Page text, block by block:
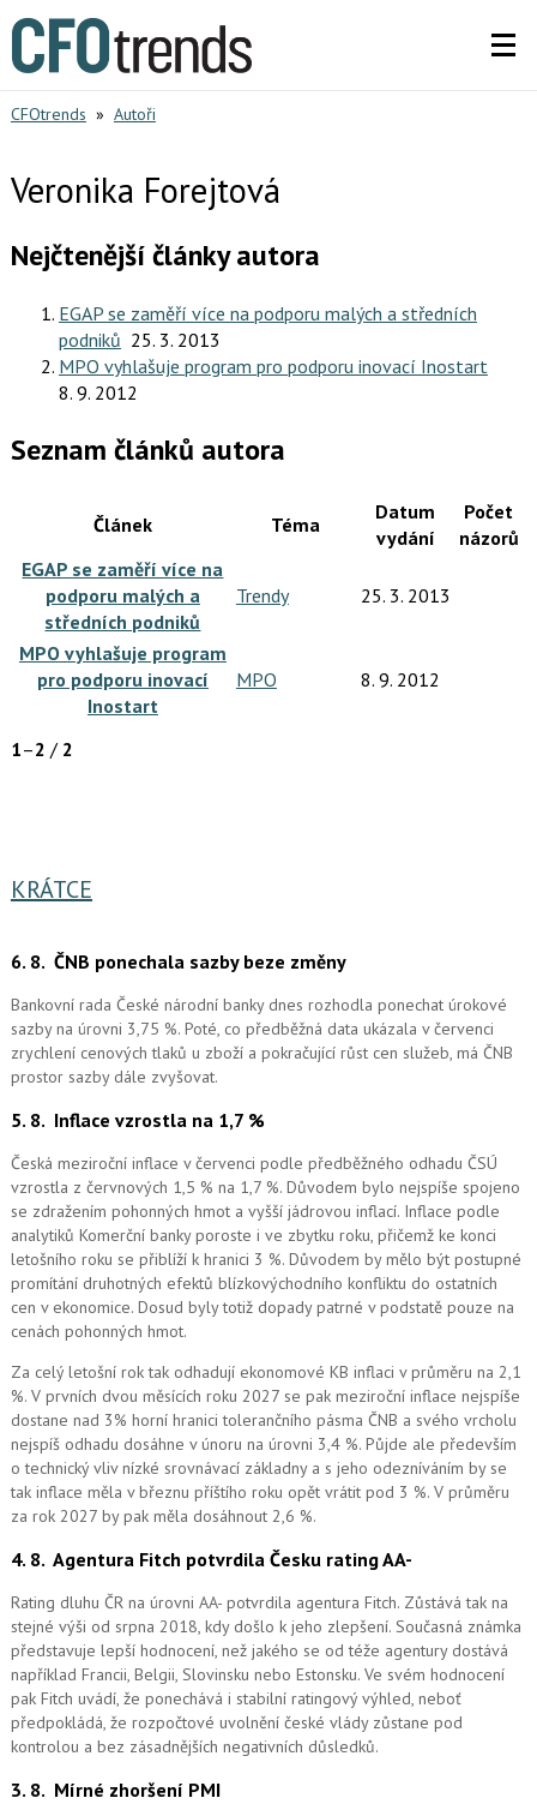
CFOtrends » Autoři
Veronika Forejtová
Nejčtenější články autora
EGAP se zaměří více na podporu malých a středních
podniků 25. 3. 2013
MPO vyhlašuje program pro podporu inovací Inostart
8. 9. 2012
Seznam článků autora
Článek Téma
Datum
vydání
Počet
názorů
EGAP se zaměří více na
podporu malých a
středních podniků
Trendy 25. 3. 2013
MPO vyhlašuje program
pro podporu inovací
Inostart
MPO 8. 9. 2012
1–2 / 2
KRÁTCE
6. 8. ČNB ponechala sazby beze změny
Bankovní rada České národní banky dnes rozhodla ponechat úrokové
sazby na úrovni 3,75 %. Poté, co předběžná data ukázala v červenci
zrychlení cenových tlaků u zboží a pokračující růst cen služeb, má ČNB
prostor sazby dále zvyšovat.
5. 8. Inflace vzrostla na 1,7 %
Česká meziroční inflace v červenci podle předběžného odhadu ČSÚ
vzrostla z červnových 1,5 % na 1,7 %. Důvodem bylo nejspíše spojeno
se zdražením pohonných hmot a vyšší jádrovou inflací. Inflace podle
analytiků Komerční banky poroste i ve zbytku roku, přičemž ke konci
letošního roku se přiblíží k hranici 3 %. Důvodem by mělo být postupné
promítání druhotných efektů blízkovýchodního konfliktu do ostatních
cen v ekonomice. Dosud byly totiž dopady patrné v podstatě pouze na
cenách pohonných hmot.
Za celý letošní rok tak odhadují ekonomové KB inflaci v průměru na 2,1
%. V prvních dvou měsících roku 2027 se pak meziroční inflace nejspíše
dostane nad 3% horní hranici tolerančního pásma ČNB a svého vrcholu
nejspíš odhadu dosáhne v únoru na úrovni 3,4 %. Půjde ale především
o technický vliv nízké srovnávací základny a s jeho odezníváním by se
tak inflace měla v březnu příštího roku opět vrátit pod 3 %. V průměru
za rok 2027 by pak měla dosáhnout 2,6 %.
4. 8. Agentura Fitch potvrdila Česku rating AA-
Rating dluhu ČR na úrovni AA- potvrdila agentura Fitch. Zůstává tak na
stejné výši od srpna 2018, kdy došlo k jeho zlepšení. Současná známka
představuje lepší hodnocení, než jakého se od téže agentury dostává
například Francii, Belgii, Slovinsku nebo Estonsku. Ve svém hodnocení
pak Fitch uvádí, že ponechává i stabilní ratingový výhled, neboť
předpokládá, že rozpočtové uvolnění české vlády zůstane pod
kontrolou a bez zásadnějších negativních důsledků.
3. 8. Mírné zhoršení PMI